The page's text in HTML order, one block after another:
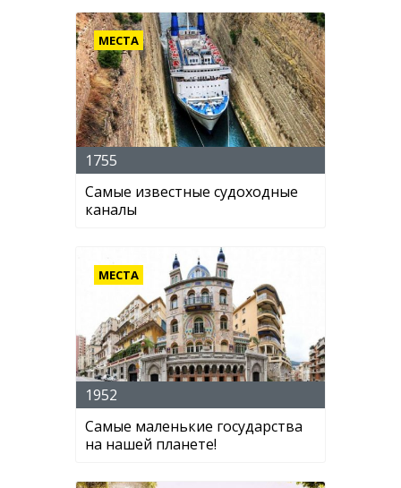
МЕСТА
1755
Самые известные судоходные
каналы
МЕСТА
1952
Самые маленькие государства
на нашей планете!